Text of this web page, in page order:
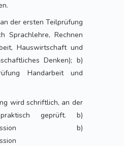
der ersten Teilprüfung
Sprachlehre, Rechnen
Hauswirtschaft und
Denken); b)
Handarbeit und
wird schriftlich, an der
geprüft. b)
b)